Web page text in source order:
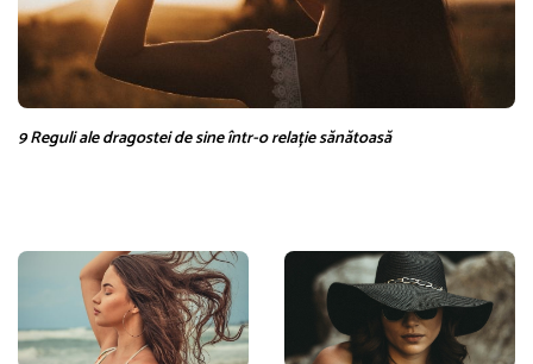
9 Reguli ale dragostei de sine într-o relație sănătoasă